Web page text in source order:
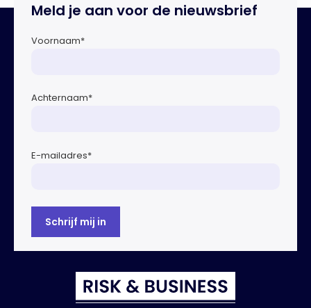
energiesysteem. Het betreft systemen waarbij elektriciteit
Meld je aan voor de nieuwsbrief
Voornaam*
Achternaam*
E-mailadres*